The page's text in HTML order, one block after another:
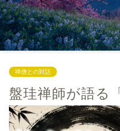
禅僧との対話
盤珪禅師が語る